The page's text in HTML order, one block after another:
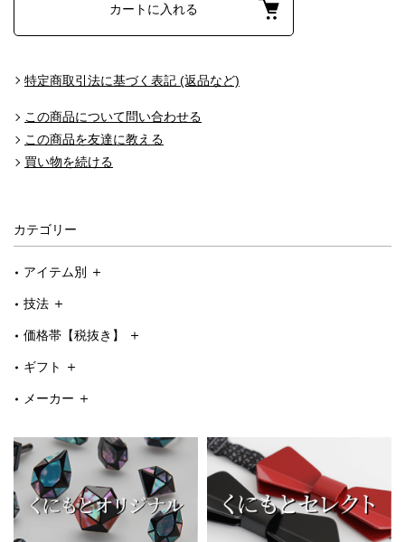
カートに入れる
特定商取引法に基づく表記 (返品など)
この商品について問い合わせる
この商品を友達に教える
買い物を続ける
カテゴリー
アイテム別
技法
価格帯【税抜き】
ギフト
メーカー